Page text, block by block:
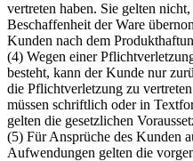
vertreten haben. Sie gelten
Beschaffenheit der Ware
Kunden nach dem
(4) Wegen einer
besteht, kann der Kunde nur
die Pflichtverletzung zu
müssen schriftlich oder in
gelten die gesetzlichen
(5) Für Ansprüche des Kunden
Aufwendungen gelten die